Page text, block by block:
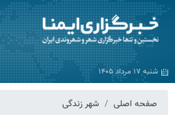
شنبه ۱۷ مرداد ۱۴۰۵
صفحه اصلی شهر زندگی